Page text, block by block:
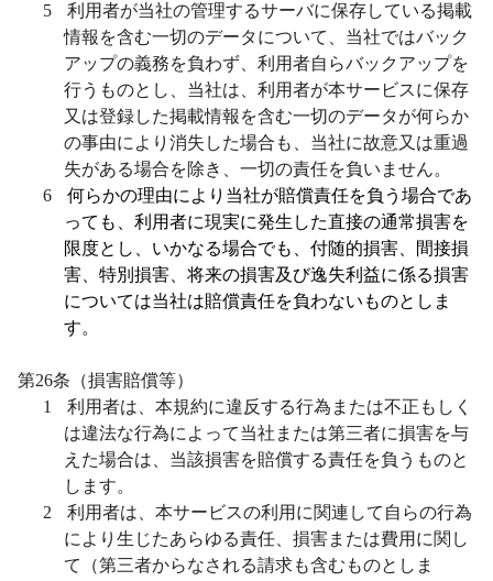
5
利用者が当社の管理するサーバに保存している掲載
情報を含む一切のデータについて、当社ではバック
アップの義務を負わず、利用者自らバックアップを
行うものとし、当社は、利用者が本サービスに保存
又は登録した掲載情報を含む一切のデータが何らか
の事由により消失した場合も、当社に故意又は重過
失がある場合を除き、一切の責任を負いません。
6
何らかの理由により当社が賠償責任を負う場合であ
っても、利用者に現実に発生した直接の通常損害を
限度とし、いかなる場合でも、付随的損害、間接損
害、特別損害、将来の損害及び逸失利益に係る損害
については当社は賠償責任を負わないものとしま
す。
第26条（損害賠償等）
1
利用者は、本規約に違反する行為または不正もしく
は違法な行為によって当社または第三者に損害を与
えた場合は、当該損害を賠償する責任を負うものと
します。
2
利用者は、本サービスの利用に関連して自らの行為
により生じたあらゆる責任、損害または費用に関し
て（第三者からなされる請求も含むものとしま